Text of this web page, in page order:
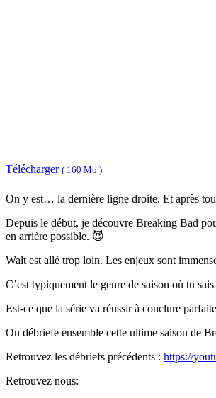
Télécharger ( 160 Mo )
On y est… la dernière ligne droite. Et après
Depuis le début, je découvre Breaking Bad
en arrière possible. 😈
Walt est allé trop loin. Les enjeux sont
C’est typiquement le genre de saison où tu
Est-ce que la série va réussir à conclure
On débriefe ensemble cette ultime saison de
Retrouvez les débriefs précédents : https://
Retrouvez nous: